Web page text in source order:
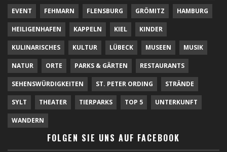
EVENT FEHMARN FLENSBURG GRÖMITZ HAMBURG
HEILIGENHAFEN KAPPELN KIEL KINDER
KULINARISCHES KULTUR LÜBECK MUSEEN MUSIK
NATUR ORTE PARKS & GÄRTEN RESTAURANTS
SEHENSWÜRDIGKEITEN ST. PETER ORDING STRÄNDE
SYLT THEATER TIERPARKS TOP 5 UNTERKUNFT
WANDERN
FOLGEN SIE UNS AUF FACEBOOK